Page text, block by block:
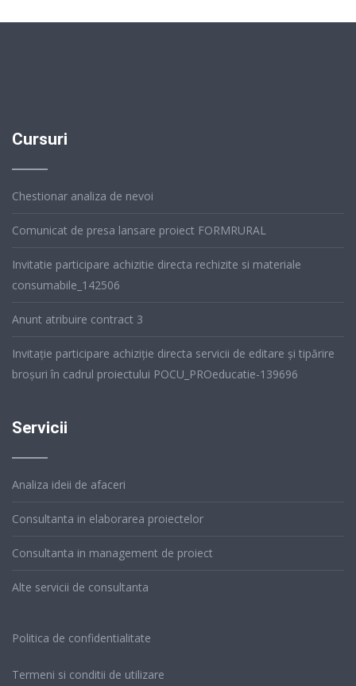
Cursuri
Chestionar analiza de nevoi
Comunicat de presa lansare proiect FORMRURAL
Invitatie participare achizitie directa rechizite si materiale
consumabile_142506
Anunt atribuire contract 3
Invitație participare achiziție directa servicii de editare și tipărire
broșuri în cadrul proiectului POCU_PROeducatie-139696
Servicii
Analiza ideii de afaceri
Consultanta in elaborarea proiectelor
Consultanta in management de proiect
Alte servicii de consultanta
Politica de confidentialitate
Termeni si conditii de utilizare